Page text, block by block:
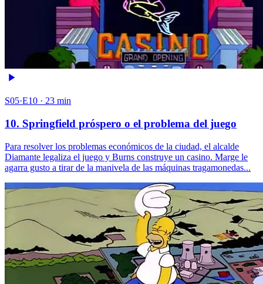
S05·E10 · 23 min
10. Springfield próspero o el problema del juego
Para resolver los problemas económicos de la ciudad, el alcalde
Diamante legaliza el juego y Burns construye un casino. Marge le
agarra gusto a tirar de la manivela de las máquinas tragamonedas...